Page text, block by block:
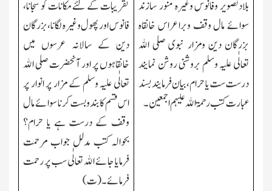
بلادتصویر وفانوس وغیرہ منور سازند
سوائے مال وقف وبراعراس خانقاہ
بزرگان دین ومزار نبوی صلی اﷲ
تعالٰی علیہ وسلم بروشنی روشن نمایند
درست ست یا حرام،بیان فرمایند بسند
عبارت کتب رحمۃ اﷲ علیہم اجمعین۔
تقریبات کے لئے مکانات کو سجانا،
فانوس اور پھول وغیرہ لگانا،بزرگان
دین کے سالانہ عرسوں میں
خانقاہوں پر اور آنحضرت صلی اﷲ
تعالٰی علیہ وسلم کے مزار پر انوار پر
اس قسم کا بندوبست کرنا سوائے مال
وقف کے درست ہے یا حرام؟
بحوالہ کتب مدلل جواب مرحمت
فرمایا جائے اﷲ تعالٰی سب پر رحمت
فرمائے۔(ت)